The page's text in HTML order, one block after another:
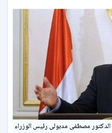
الدكتور مصطفى مدبولى رئيس الوزراء